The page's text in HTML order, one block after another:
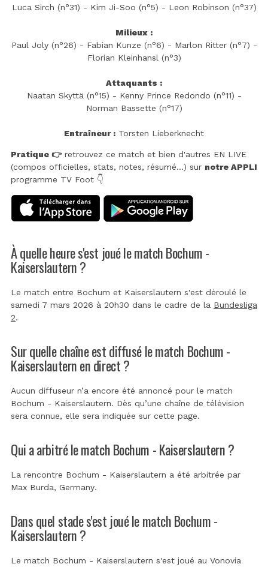
Luca Sirch (n°31) - Kim Ji-Soo (n°5) - Leon Robinson (n°37)
Milieux :
Paul Joly (n°26) - Fabian Kunze (n°6) - Marlon Ritter (n°7) -
Florian Kleinhansl (n°3)
Attaquants :
Naatan Skyttä (n°15) - Kenny Prince Redondo (n°11) -
Norman Bassette (n°17)
Entraîneur : Torsten Lieberknecht
Pratique 👉retrouvez ce match et bien d'autres EN LIVE
(compos officielles, stats, notes, résumé...) sur notre APPLI
programme TV Foot 👇
À quelle heure s'est joué le match Bochum -
Kaiserslautern ?
Le match entre Bochum et Kaiserslautern s'est déroulé le
samedi 7 mars 2026 à 20h30 dans le cadre de la Bundesliga
2.
Sur quelle chaîne est diffusé le match Bochum -
Kaiserslautern en direct ?
Aucun diffuseur n’a encore été annoncé pour le match
Bochum - Kaiserslautern. Dès qu’une chaîne de télévision
sera connue, elle sera indiquée sur cette page.
Qui a arbitré le match Bochum - Kaiserslautern ?
La rencontre Bochum - Kaiserslautern a été arbitrée par
Max Burda, Germany.
Dans quel stade s'est joué le match Bochum -
Kaiserslautern ?
Le match Bochum - Kaiserslautern s'est joué au Vonovia